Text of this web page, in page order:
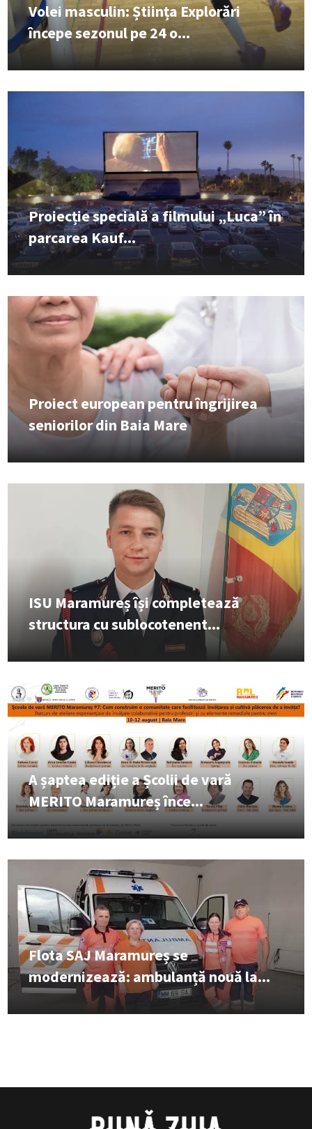
Volei masculin: Știința Explorări
începe sezonul pe 24 o...
Proiecție specială a filmului „Luca” în
parcarea Kauf...
Proiect european pentru îngrijirea
seniorilor din Baia Mare
ISU Maramureș își completează
structura cu sublocotenent...
A șaptea ediție a Școlii de vară
MERITO Maramureș înce...
Flota SAJ Maramureș se
modernizează: ambulanță nouă la...